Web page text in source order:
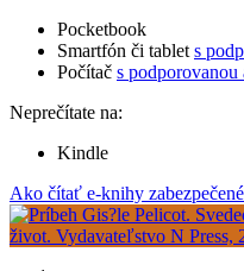
Pocketbook
Smartfón či tablet s
Počítač s podporovanou
Neprečítate na:
Kindle
Ako čítať e-knihy